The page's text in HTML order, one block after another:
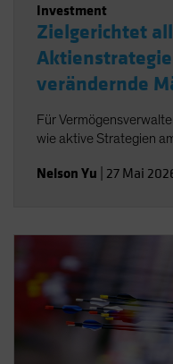
Investment
Zielgerichtet
verändernde
Für
wie aktive Strategien
Nelson Yu 27 Mai